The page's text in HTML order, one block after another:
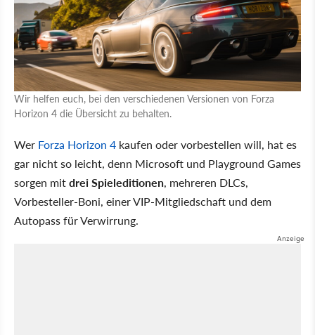
Wir helfen euch, bei den verschiedenen Versionen von Forza
Horizon 4 die Übersicht zu behalten.
Wer Forza Horizon 4 kaufen oder vorbestellen will, hat es
gar nicht so leicht, denn Microsoft und Playground Games
sorgen mitdrei Spieleditionen, mehreren DLCs,
Vorbesteller-Boni, einer VIP-Mitgliedschaft und dem
Autopass für Verwirrung.